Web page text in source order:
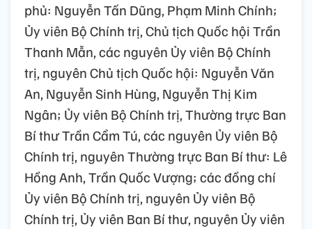
phủ: Nguyễn Tấn Dũng, Phạm Minh Chính;
Ủy viên Bộ Chính trị, Chủ tịch Quốc hội Trần
Thanh Mẫn, các nguyên Ủy viên Bộ Chính
trị, nguyên Chủ tịch Quốc hội: Nguyễn Văn
An, Nguyễn Sinh Hùng, Nguyễn Thị Kim
Ngân; Ủy viên Bộ Chính trị, Thường trực Ban
Bí thư Trần Cẩm Tú, các nguyên Ủy viên Bộ
Chính trị, nguyên Thường trực Ban Bí thư: Lê
Hồng Anh, Trần Quốc Vượng; các đồng chí
Ủy viên Bộ Chính trị, nguyên Ủy viên Bộ
Chính trị, Ủy viên Ban Bí thư, nguyên Ủy viên